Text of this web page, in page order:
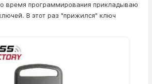
время программирования прикладываю
В этот раз "прижился" ключ